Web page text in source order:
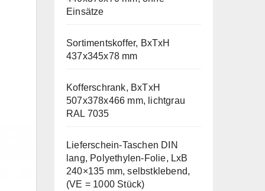
Einsätze
Sortimentskoffer, BxTxH
437x345x78 mm
Kofferschrank, BxTxH
507x378x466 mm, lichtgrau
RAL 7035
Lieferschein-Taschen DIN
lang, Polyethylen-Folie, LxB
240×135 mm, selbstklebend,
(VE = 1000 Stück)